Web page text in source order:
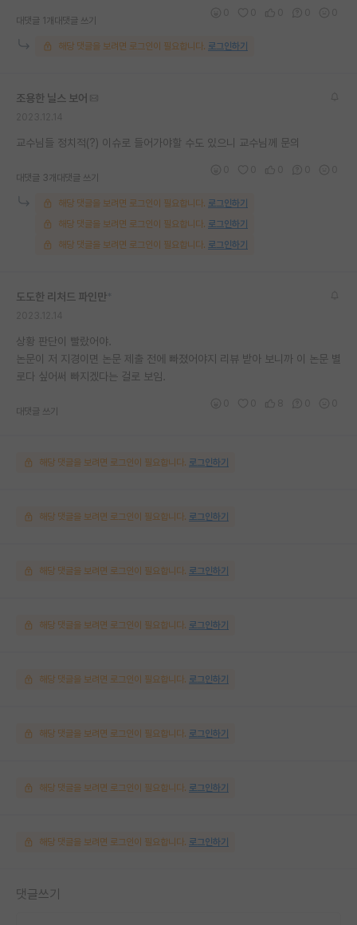
재팬라운지 🌸
대댓글 1개 대댓글 쓰기
해당 댓글을 보려면 로그인이 필요합니다. 로그인하기
조용한 닐스 보어
교수님들 정치적(?) 이슈로 들어가야할 수도 있으니 교수님께 문의
대댓글 3개 대댓글 쓰기
해당 댓글을 보려면 로그인이 필요합니다. 로그인하기
해당 댓글을 보려면 로그인이 필요합니다. 로그인하기
해당 댓글을 보려면 로그인이 필요합니다. 로그인하기
도도한 리처드 파인만
상황 판단이 빨랐어야.
논문이 저 지경이면 논문 제출 전에 빠졌어야지 리뷰 받아 보니까 이 논문 별
로다 싶어써 빠지겠다는 걸로 보임.
대댓글 쓰기
해당 댓글을 보려면 로그인이 필요합니다. 로그인하기
해당 댓글을 보려면 로그인이 필요합니다. 로그인하기
해당 댓글을 보려면 로그인이 필요합니다. 로그인하기
해당 댓글을 보려면 로그인이 필요합니다. 로그인하기
해당 댓글을 보려면 로그인이 필요합니다. 로그인하기
해당 댓글을 보려면 로그인이 필요합니다. 로그인하기
해당 댓글을 보려면 로그인이 필요합니다. 로그인하기
해당 댓글을 보려면 로그인이 필요합니다. 로그인하기
댓글쓰기